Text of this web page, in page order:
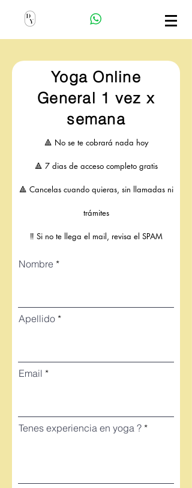
Yoga Online
General 1 vez x
semana
🔺 No se te cobrará nada hoy
🔺 7 dias de acceso completo gratis
🔺 Cancelas cuando quieras, sin llamadas ni
trámites
‼️ Si no te llega el mail, revisa el SPAM
Nombre
Apellido
Email
Tenes experiencia en yoga ?